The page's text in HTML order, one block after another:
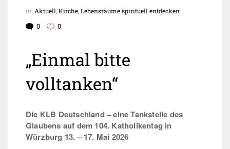
Positionen
in Aktuell,Kirche,Lebensräume spirituell entdecken
0 0
„Einmal bitte
volltanken“
Die KLB Deutschland – eine Tankstelle des
Glaubens auf dem 104. Katholikentag in
Würzburg 13. – 17. Mai 2026